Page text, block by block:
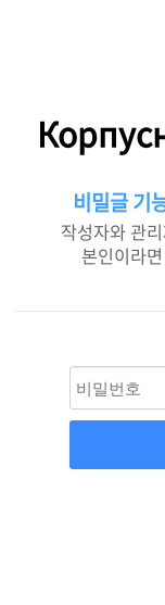
비밀글 기
작성자와 관
본인이라